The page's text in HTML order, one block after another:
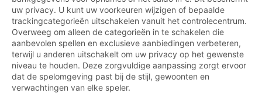
uw privacy. U kunt uw voorkeuren wijzigen of bepaalde
trackingcategorieën uitschakelen vanuit het controlecentrum.
Overweeg om alleen de categorieën in te schakelen die
aanbevolen spellen en exclusieve aanbiedingen verbeteren,
terwijl u anderen uitschakelt om uw privacy op het gewenste
niveau te houden. Deze zorgvuldige aanpassing zorgt ervoor
dat de spelomgeving past bij de stijl, gewoonten en
verwachtingen van elke speler.